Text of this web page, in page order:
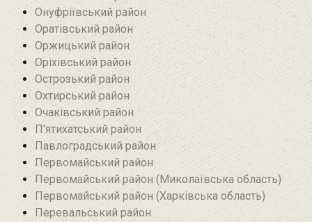
Онуфріївський район‎
Оратівський район
Оржицький район
Оріхівський район
Острозький район
Охтирський район
Очаківський район
П’ятихатський район
Павлоградський район
Первомайський район
Первомайський район (Миколаївська область)
Первомайський район (Харківська область)
Перевальський район‎